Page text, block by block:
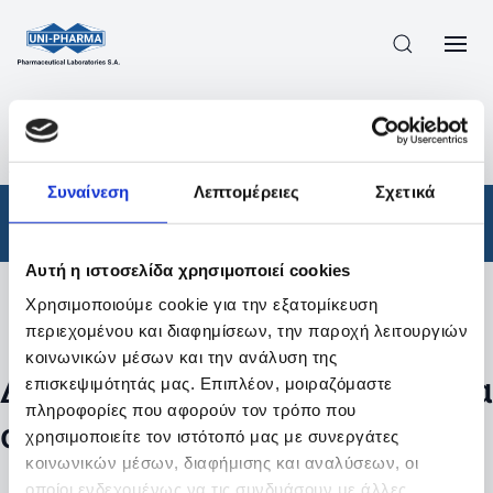
Συναίνεση Λεπτομέρειες Σχετικά
Αυτή η ιστοσελίδα χρησιμοποιεί cookies
Χρησιμοποιούμε cookie για την εξατομίκευση
περιεχομένου και διαφημίσεων, την παροχή λειτουργιών
κοινωνικών μέσων και την ανάλυση της
επισκεψιμότητάς μας. Επιπλέον, μοιραζόμαστε
πληροφορίες που αφορούν τον τρόπο που
χρησιμοποιείτε τον ιστότοπό μας με συνεργάτες
κοινωνικών μέσων, διαφήμισης και αναλύσεων, οι
οποίοι ενδεχομένως να τις συνδυάσουν με άλλες
ΠΡΟΪΟΝΤΑ ΣΥΝΤΑΓΟΓΡΑΦΟΎΜΕΝΑ
/
ΑΠΟΤΕΛΕΣΜΑΤΑ ΑΝΑΖΗΤΗΣΗΣ
Φάρμακα / Συνταγογραφούμενα
Φίλτρα
Δεν βρέθηκαν προϊόντα με τα
συγκεκριμένα φίλτρα